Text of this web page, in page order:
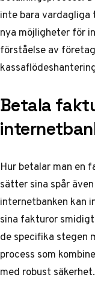
inte bara vardagliga
nya möjligheter för
förståelse av
Betala
Hur betalar man en
sätter sina spår
internetbanken kan
sina fakturor
de specifika stegen
process som
med robust säkerhet.